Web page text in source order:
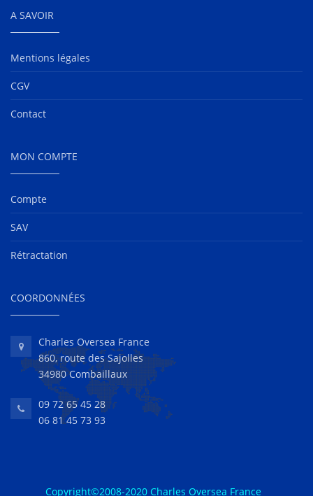
A SAVOIR
Mentions légales
CGV
Contact
MON COMPTE
Compte
SAV
Rétractation
COORDONNÉES
Charles Oversea France
860, route des Sajolles
34980 Combaillaux
09 72 65 45 28
06 81 45 73 93
Copyright©2008-2020 Charles Oversea France